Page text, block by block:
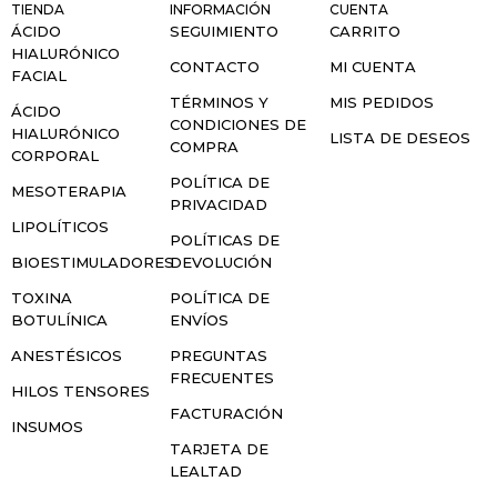
TIENDA
ÁCIDO
HIALURÓNICO
FACIAL
ÁCIDO
HIALURÓNICO
CORPORAL
MESOTERAPIA
LIPOLÍTICOS
BIOESTIMULADORES
TOXINA
BOTULÍNICA
ANESTÉSICOS
HILOS TENSORES
INSUMOS
INFORMACIÓN
SEGUIMIENTO
CONTACTO
TÉRMINOS Y
CONDICIONES DE
COMPRA
POLÍTICA DE
PRIVACIDAD
POLÍTICAS DE
DEVOLUCIÓN
POLÍTICA DE
ENVÍOS
PREGUNTAS
FRECUENTES
FACTURACIÓN
TARJETA DE
LEALTAD
CUENTA
CARRITO
MI CUENTA
MIS PEDIDOS
LISTA DE DESEOS